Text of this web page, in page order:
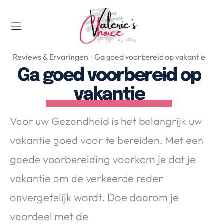
Valerie's Topics
Travel & Culture
Food & Drinks
Happyness & Opmerkelijk
Lifestyle, Sport & Duurzaamheid
Gadgets & Tech
Top 5 van Valerie
Health & Beauty
Huis & Tuin
Nieuws & Media
Reviews & Ervaringen Ga goed voorbereid op vakantie
Ga goed voorbereid op
vakantie
Voor uw Gezondheid is het belangrijk uw
vakantie goed voor te bereiden. Met een
goede voorbereiding voorkom je dat je
vakantie om de verkeerde reden
onvergetelijk wordt. Doe daarom je
voordeel met de